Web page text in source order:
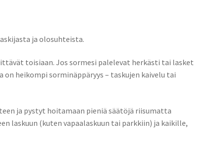
ja olosuhteista.
toisiaan. Jos sormesi palelevat herkästi tai lasket
heikompi sorminäppäryys – taskujen kaivelu tai
ja pystyt hoitamaan pieniä säätöjä riisumatta
laskuun (kuten vapaalaskuun tai parkkiin) ja kaikille,